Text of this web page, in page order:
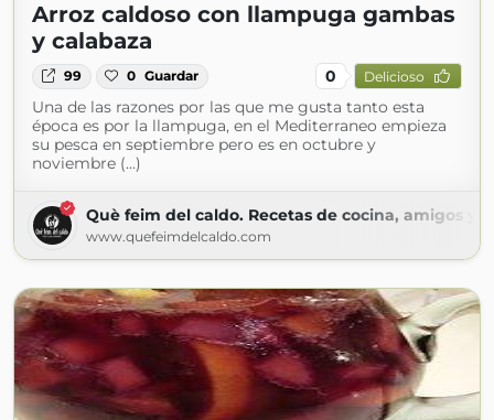
Arroz caldoso con llampuga gambas
y calabaza
99 0 Guardar 0 Delicioso
Una de las razones por las que me gusta tanto esta
época es por la llampuga, en el Mediterraneo empieza
su pesca en septiembre pero es en octubre y
noviembre (...)
Què feim del caldo. Recetas de cocina, amigos y
www.quefeimdelcaldo.com